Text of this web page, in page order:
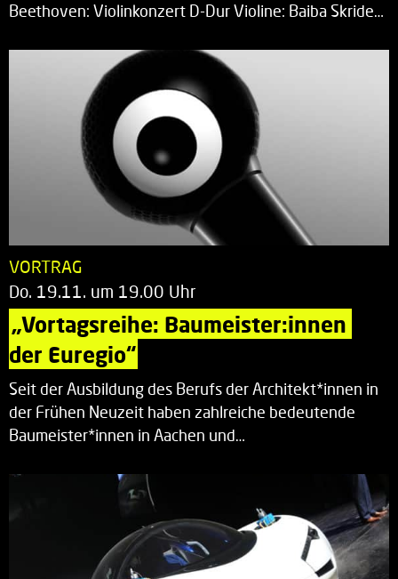
Beethoven: Violinkonzert D-Dur Violine: Baiba Skride…
VORTRAG
Do. 19.11. um 19.00 Uhr
„Vortagsreihe: Baumeister:innen
der Euregio“
Seit der Ausbildung des Berufs der Architekt*innen in
der Frühen Neuzeit haben zahlreiche bedeutende
Baumeister*innen in Aachen und…